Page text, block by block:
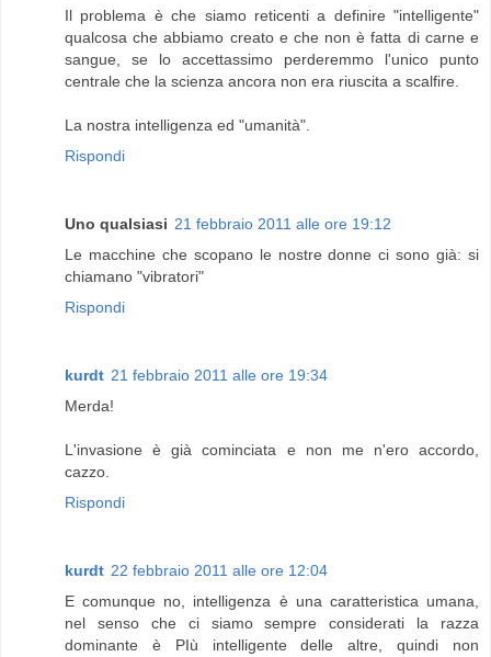
Il problema è che siamo reticenti a definire "intelligente"
qualcosa che abbiamo creato e che non è fatta di carne e
sangue, se lo accettassimo perderemmo l'unico punto
centrale che la scienza ancora non era riuscita a scalfire.
La nostra intelligenza ed "umanità".
Rispondi
Uno qualsiasi 21 febbraio 2011 alle ore 19:12
Le macchine che scopano le nostre donne ci sono già: si
chiamano "vibratori"
Rispondi
kurdt 21 febbraio 2011 alle ore 19:34
Merda!
L'invasione è già cominciata e non me n'ero accordo,
cazzo.
Rispondi
kurdt 22 febbraio 2011 alle ore 12:04
E comunque no, intelligenza è una caratteristica umana,
nel senso che ci siamo sempre considerati la razza
dominante è PIù intelligente delle altre, quindi non